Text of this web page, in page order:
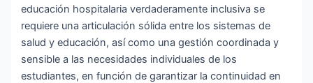
educación hospitalaria verdaderamente inclusiva se
requiere una articulación sólida entre los sistemas de
salud y educación, así como una gestión coordinada y
sensible a las necesidades individuales de los
estudiantes, en función de garantizar la continuidad en